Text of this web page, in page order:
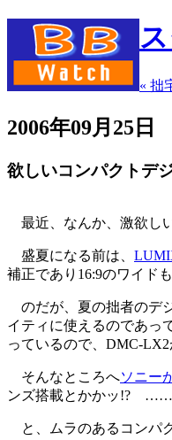
« 拙
2006年09月25日
欲しいコンパクトデ
最近、なんか、激欲し
盛夏になる前は、
補正であり16:9のワイド
のだが、夏の拙者のデ
イティに使えるのであっ
っているので、DMC-
そんなところへソニー
ンズ搭載とかかッ!? ……
と、ムラのあるコンパ